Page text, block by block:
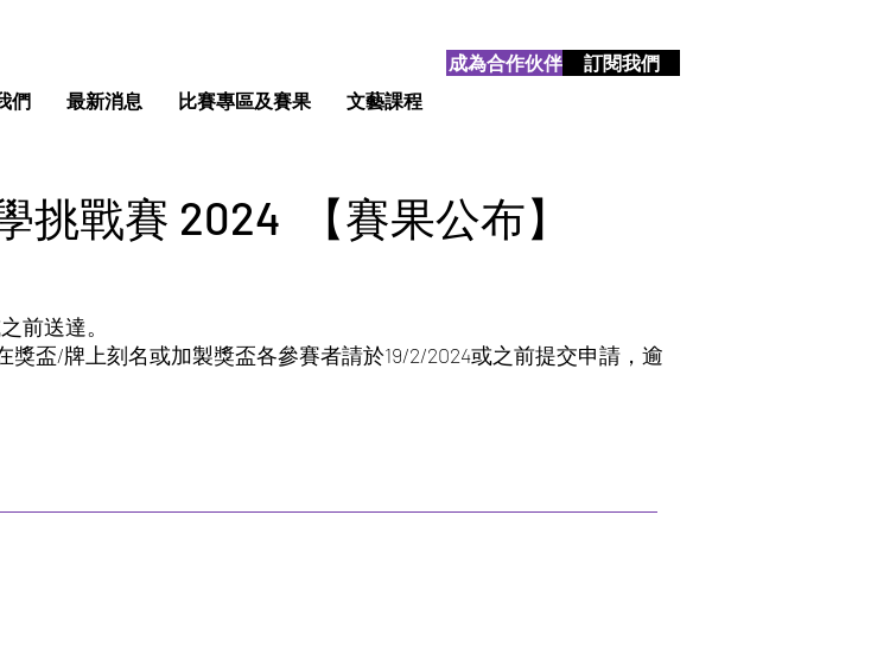
們 最新消息 比賽專區及賽果 文藝課程
成為合作伙伴 訂閱我們
挑戰賽 2024 【賽果公布】
前送達。
盃/牌上刻名或加製獎盃各參賽者請於19/2/2024或之前提交申請，逾